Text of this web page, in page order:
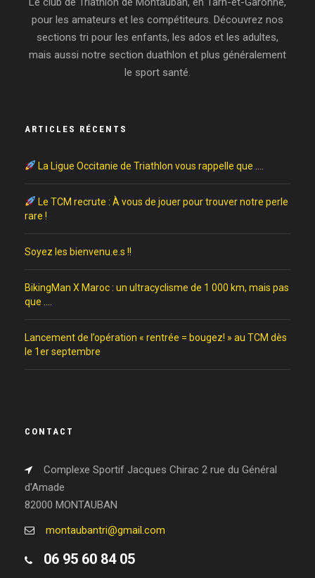
pour les amateurs et les compétiteurs. Découvrez nos
sections tri pour les enfants, les ados et les adultes,
mais aussi notre section duathlon et plus généralement
le sport santé.
ARTICLES RÉCENTS
La Ligue Occitanie de Triathlon vous rappelle que ….
Le TCM recrute : À vous de jouer pour trouver notre perle
rare !
Soyez les bienvenu.e.s !!
BikingMan X Maroc : un ultracyclisme de 1 000 km, mais pas
que ….
Lancement de l’opération « rentrée = bougez! » au TCM dès
le 1er septembre
CONTACT
Complexe Sportif Jacques Chirac 2 rue du Général
d'Amade
82000 MONTAUBAN
montaubantri@gmail.com
06 95 60 84 05